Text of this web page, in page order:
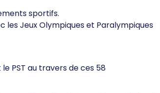
sportifs.
les Jeux Olympiques et Paralympiques
PST au travers de ces 58